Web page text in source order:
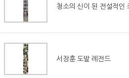
청소의 신이 된 전설적인
서장훈 도발 레전드